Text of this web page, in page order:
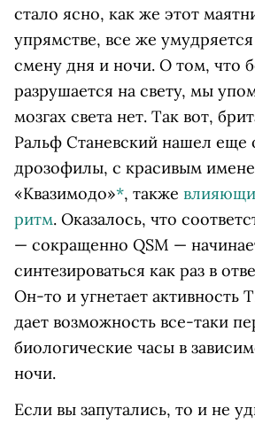
стало ясно, как же этот
упрямстве, все же умудряется
смену дня и ночи. О том, что
разрушается на свету, мы
мозгах света нет. Так вот,
Ральф Станевский нашел еще
дрозофилы, с красивым
«Квазимодо»*, также
ритм. Оказалось, что
— сокращенно QSM —
синтезироваться как раз в
Он-то и угнетает активность
дает возможность все-таки
биологические часы в
ночи.
Если вы запутались, то и не